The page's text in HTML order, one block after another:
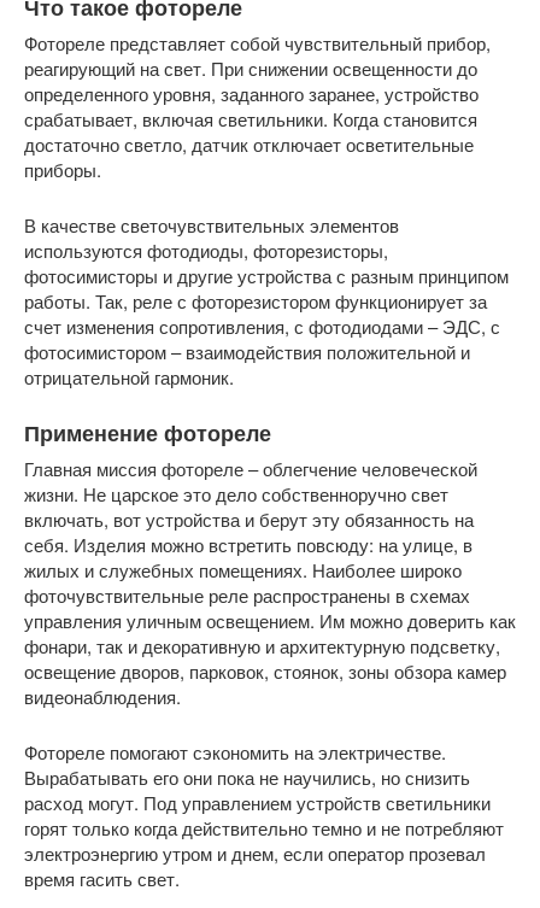
Что такое фотореле
Фотореле представляет собой чувствительный прибор,
реагирующий на свет. При снижении освещенности до
определенного уровня, заданного заранее, устройство
срабатывает, включая светильники. Когда становится
достаточно светло, датчик отключает осветительные
приборы.
В качестве светочувствительных элементов
используются фотодиоды, фоторезисторы,
фотосимисторы и другие устройства с разным принципом
работы. Так, реле с фоторезистором функционирует за
счет изменения сопротивления, с фотодиодами – ЭДС, с
фотосимистором – взаимодействия положительной и
отрицательной гармоник.
Применение фотореле
Главная миссия фотореле – облегчение человеческой
жизни. Не царское это дело собственноручно свет
включать, вот устройства и берут эту обязанность на
себя. Изделия можно встретить повсюду: на улице, в
жилых и служебных помещениях. Наиболее широко
фоточувствительные реле распространены в схемах
управления уличным освещением. Им можно доверить как
фонари, так и декоративную и архитектурную подсветку,
освещение дворов, парковок, стоянок, зоны обзора камер
видеонаблюдения.
Фотореле помогают сэкономить на электричестве.
Вырабатывать его они пока не научились, но снизить
расход могут. Под управлением устройств светильники
горят только когда действительно темно и не потребляют
электроэнергию утром и днем, если оператор прозевал
время гасить свет.